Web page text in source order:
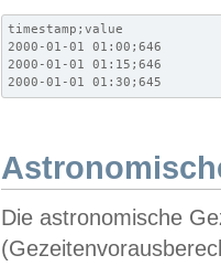
timestamp;value
2000-01-01 01:00;646
2000-01-01 01:15;646
2000-01-01 01:30;645
Die astronomische